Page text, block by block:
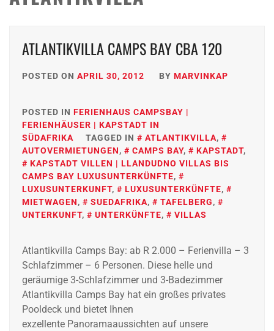
ATLANTIKVILLA CAMPS BAY CBA 120
POSTED ON APRIL 30, 2012 BY MARVINKAP
POSTED IN FERIENHAUS CAMPSBAY |
FERIENHÄUSER | KAPSTADT IN
SÜDAFRIKA
TAGGED IN ATLANTIKVILLA,
AUTOVERMIETUNGEN, CAMPS BAY, KAPSTADT,
KAPSTADT VILLEN | LLANDUDNO VILLAS BIS
CAMPS BAY LUXUSUNTERKÜNFTE,
LUXUSUNTERKUNFT, LUXUSUNTERKÜNFTE,
MIETWAGEN, SUEDAFRIKA, TAFELBERG,
UNTERKUNFT, UNTERKÜNFTE, VILLAS
Atlantikvilla Camps Bay: ab R 2.000 – Ferienvilla – 3
Schlafzimmer – 6 Personen. Diese helle und
geräumige 3-Schlafzimmer und 3-Badezimmer
Atlantikvilla Camps Bay hat ein großes privates
Pooldeck und bietet Ihnen
exzellente Panoramaaussichten auf unsere